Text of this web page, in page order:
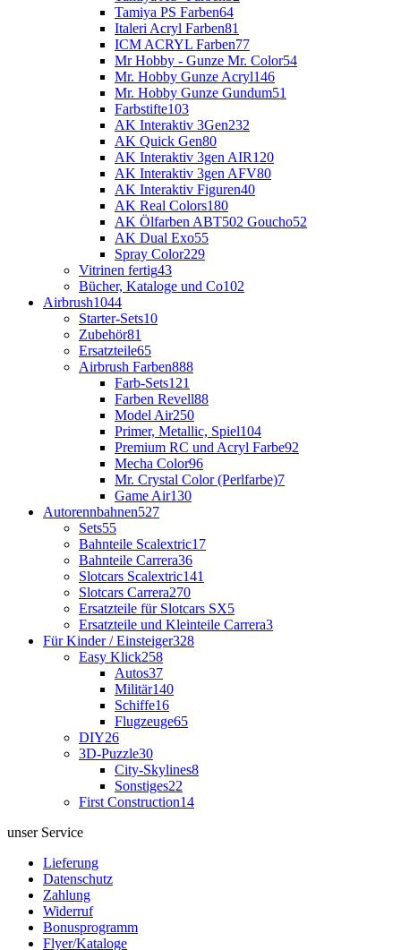
Tamiya PS Farben64
Italeri Acryl Farben81
ICM ACRYL Farben77
Mr Hobby - Gunze Mr. Color54
Mr. Hobby Gunze Acryl146
Mr. Hobby Gunze Gundum51
Farbstifte103
AK Interaktiv 3Gen232
AK Quick Gen80
AK Interaktiv 3gen AIR120
AK Interaktiv 3gen AFV80
AK Interaktiv Figuren40
AK Real Colors180
AK Ölfarben ABT502 Goucho52
AK Dual Exo55
Spray Color229
Vitrinen fertig43
Bücher, Kataloge und Co102
Airbrush1044
Starter-Sets10
Zubehör81
Ersatzteile65
Airbrush Farben888
Farb-Sets121
Farben Revell88
Model Air250
Primer, Metallic, Spiel104
Premium RC und Acryl Farbe92
Mecha Color96
Mr. Crystal Color (Perlfarbe)7
Game Air130
Autorennbahnen527
Sets55
Bahnteile Scalextric17
Bahnteile Carrera36
Slotcars Scalextric141
Slotcars Carrera270
Ersatzteile für Slotcars SX5
Ersatzteile und Kleinteile Carrera3
Für Kinder / Einsteiger328
Easy Klick258
Autos37
Militär140
Schiffe16
Flugzeuge65
DIY26
3D-Puzzle30
City-Skylines8
Sonstiges22
First Construction14
unser Service
Lieferung
Datenschutz
Zahlung
Widerruf
Bonusprogramm
Flyer/Kataloge